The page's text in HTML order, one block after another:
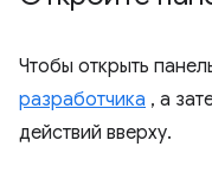
Чтобы открыть
разработчика , а
действий вверху.